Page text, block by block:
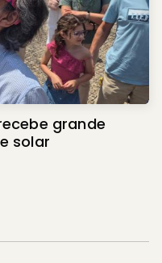
grande
solar